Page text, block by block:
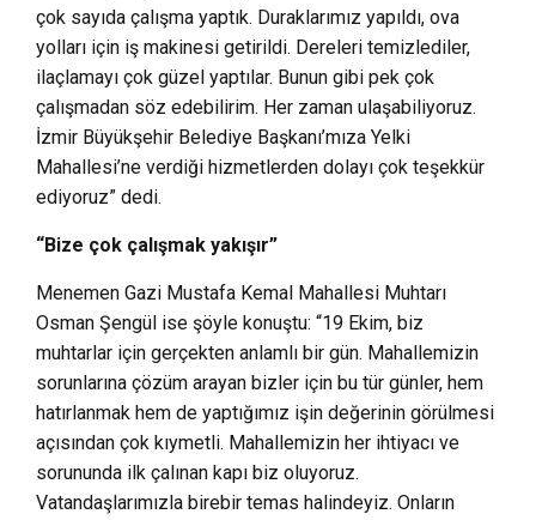
çok sayıda çalışma yaptık. Duraklarımız yapıldı, ova
yolları için iş makinesi getirildi. Dereleri temizlediler,
ilaçlamayı çok güzel yaptılar. Bunun gibi pek çok
çalışmadan söz edebilirim. Her zaman ulaşabiliyoruz.
İzmir Büyükşehir Belediye Başkanı’mıza Yelki
Mahallesi’ne verdiği hizmetlerden dolayı çok teşekkür
ediyoruz” dedi.
“Bize çok çalışmak yakışır”
Menemen Gazi Mustafa Kemal Mahallesi Muhtarı
Osman Şengül ise şöyle konuştu: “19 Ekim, biz
muhtarlar için gerçekten anlamlı bir gün. Mahallemizin
sorunlarına çözüm arayan bizler için bu tür günler, hem
hatırlanmak hem de yaptığımız işin değerinin görülmesi
açısından çok kıymetli. Mahallemizin her ihtiyacı ve
sorununda ilk çalınan kapı biz oluyoruz.
Vatandaşlarımızla birebir temas halindeyiz. Onların